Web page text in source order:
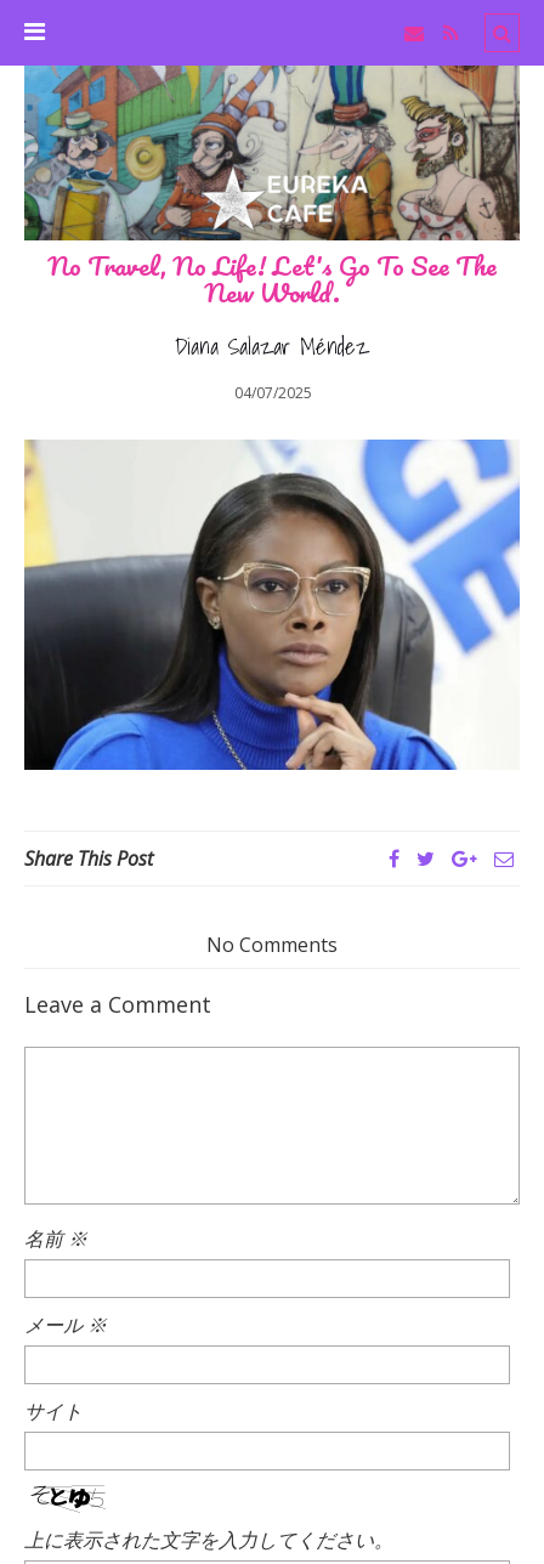
No Travel, No Life! Let's Go To See The
New World.
Diana Salazar Méndez
04/07/2025
Share This Post
No Comments
Leave a Comment
名前※
メール ※
サイト
上に表示された文字を入力してください。